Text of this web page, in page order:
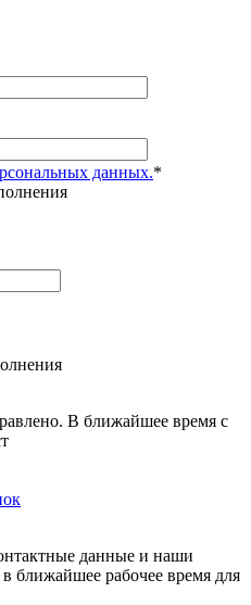
данных.*
В ближайшее время с
данные и наши
ближайшее рабочее время для